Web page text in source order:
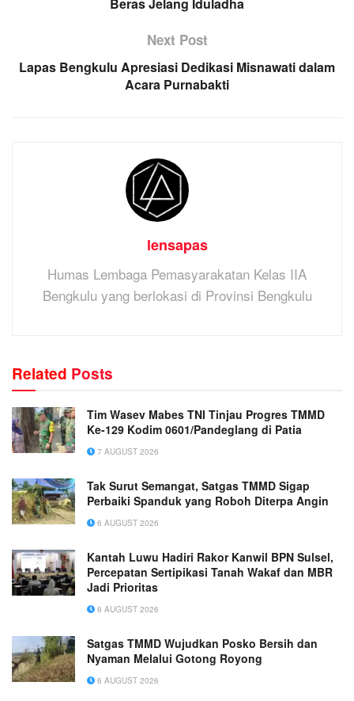
Beras Jelang Iduladha
Next Post
Lapas Bengkulu Apresiasi Dedikasi Misnawati dalam
Acara Purnabakti
lensapas
Humas Lembaga Pemasyarakatan Kelas IIA
Bengkulu yang berlokasi di Provinsi Bengkulu
Related Posts
Tim Wasev Mabes TNI Tinjau Progres TMMD
Ke-129 Kodim 0601/Pandeglang di Patia
7 AUGUST 2026
Tak Surut Semangat, Satgas TMMD Sigap
Perbaiki Spanduk yang Roboh Diterpa Angin
6 AUGUST 2026
Kantah Luwu Hadiri Rakor Kanwil BPN Sulsel,
Percepatan Sertipikasi Tanah Wakaf dan MBR
Jadi Prioritas
6 AUGUST 2026
Satgas TMMD Wujudkan Posko Bersih dan
Nyaman Melalui Gotong Royong
6 AUGUST 2026